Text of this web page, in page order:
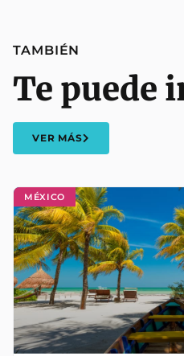
MÉXICO
TAMBIÉN
Te puede
VER MÁS